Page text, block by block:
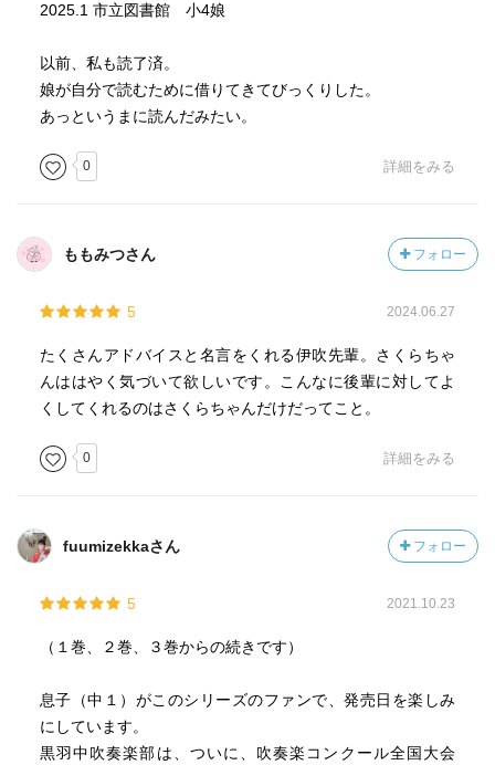
2025.1 市立図書館 小4娘
以前、私も読了済。
娘が自分で読むために借りてきてびっくりした。
あっというまに読んだみたい。
0 詳細をみる
ももみつさん フォロー
5 2024.06.27
たくさんアドバイスと名言をくれる伊吹先輩。さくらちゃ
んははやく気づいて欲しいです。こんなに後輩に対してよ
くしてくれるのはさくらちゃんだけだってこと。
0 詳細をみる
fuumizekkaさん フォロー
5 2021.10.23
（１巻、２巻、３巻からの続きです）
息子（中１）がこのシリーズのファンで、発売日を楽しみ
にしています。
黒羽中吹奏楽部は、ついに、吹奏楽コンクール全国大会